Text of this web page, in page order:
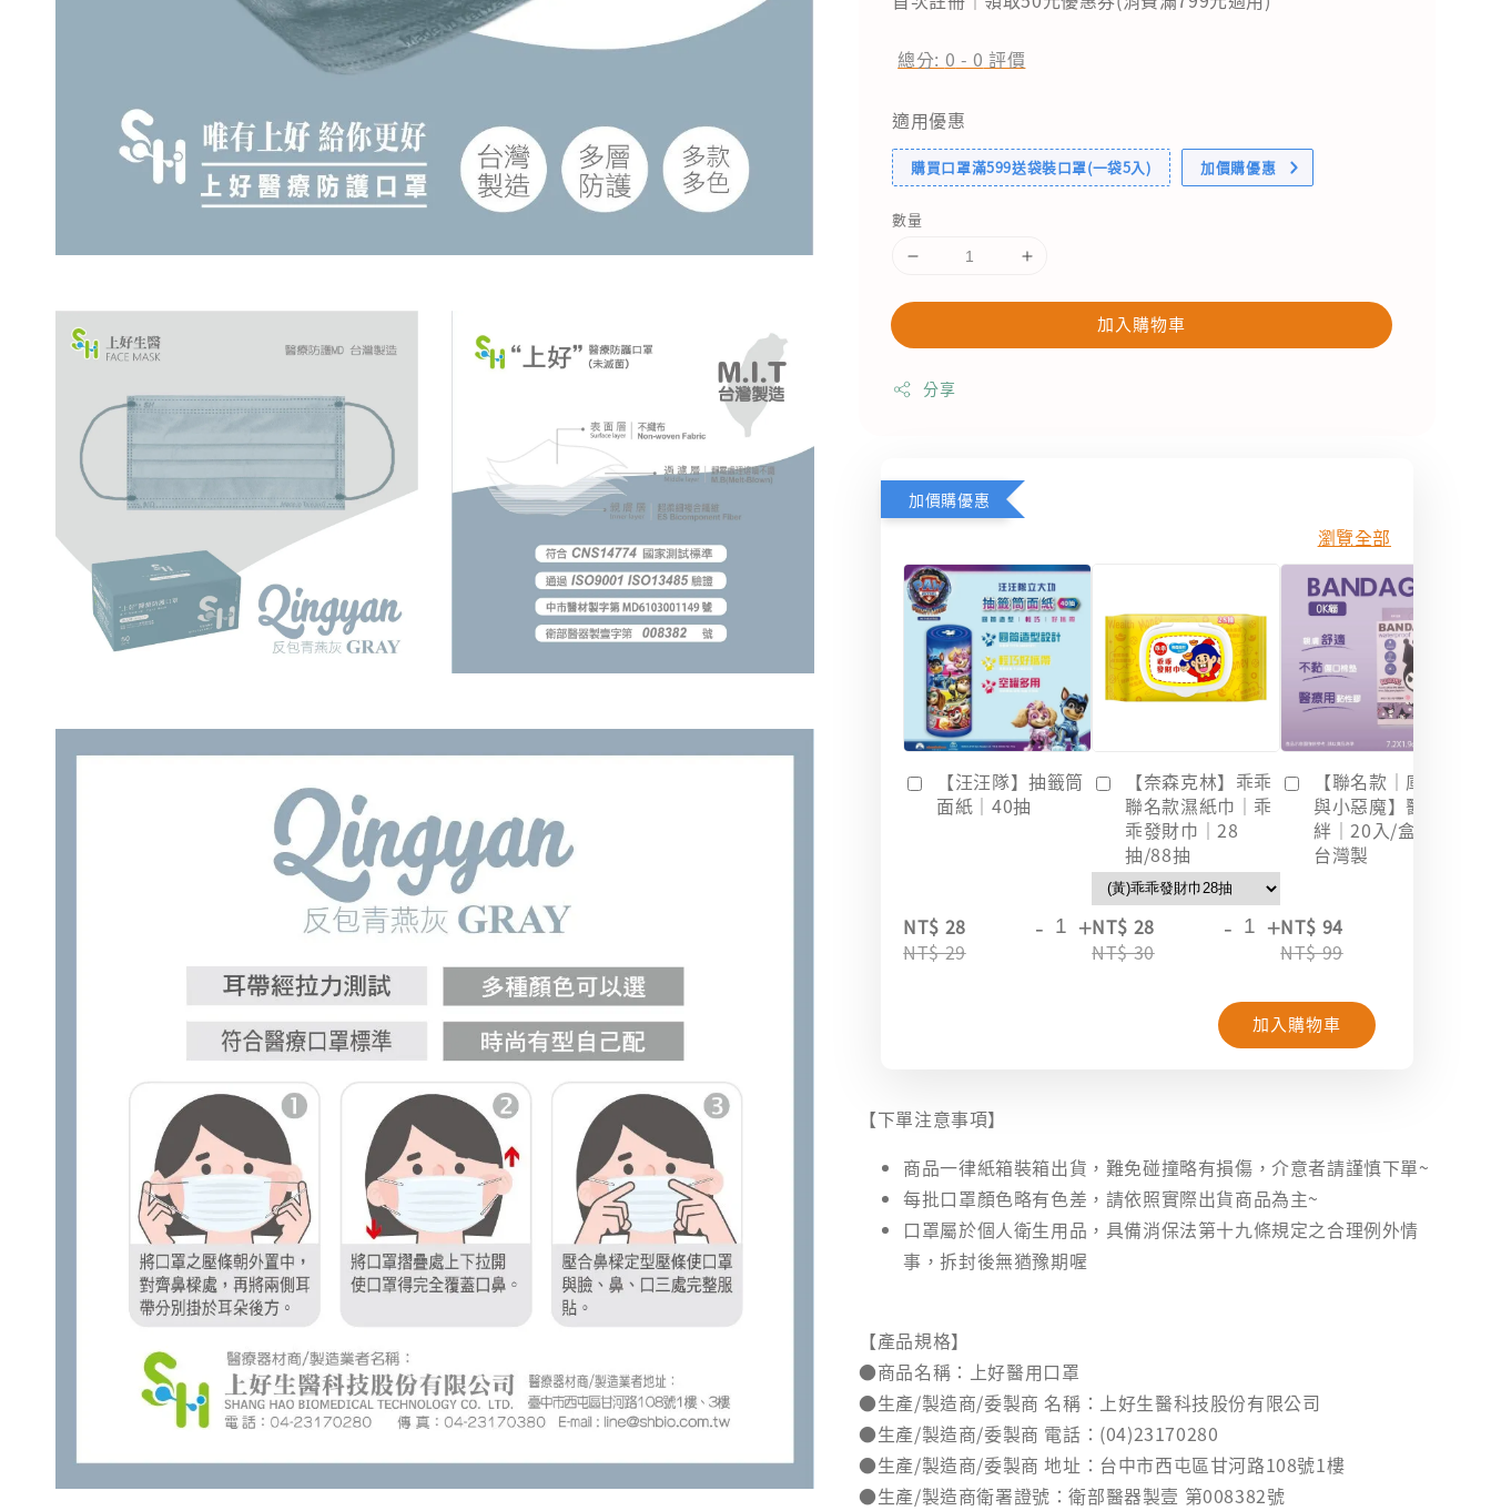
總分: 0 - 0 評價
適用優惠
購買口罩滿599送袋裝口罩(一袋5入) 加價購優惠
數量
加入購物車
分享
加價購優惠
瀏覽全部
【汪汪隊】抽籤筒
面紙｜40抽
NT$ 28
NT$ 29
- +
【奈森克林】乖乖
聯名款濕紙巾｜乖
乖發財巾｜28
抽/88抽
NT$ 28
NT$ 30
- +
【聯名款｜庫洛米
與小惡魔】醫療OK
絆｜20入/盒裝｜
台灣製
NT$ 94
NT$ 99
加入購物車
【下單注意事項】
商品一律紙箱裝箱出貨，難免碰撞略有損傷，介意者請謹慎下單~
每批口罩顏色略有色差，請依照實際出貨商品為主~
口罩屬於個人衛生用品，具備消保法第十九條規定之合理例外情
事，拆封後無猶豫期喔
【產品規格】
●商品名稱：上好醫用口罩
●生產/製造商/委製商 名稱：上好生醫科技股份有限公司
●生產/製造商/委製商 電話：(04)23170280
●生產/製造商/委製商 地址：台中市西屯區甘河路108號1樓
●生產/製造商衛署證號：衛部醫器製壹 第008382號